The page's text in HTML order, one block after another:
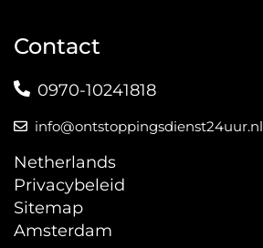
Contact
0970-10241818
info@ontstoppingsdienst24uur.nl
Netherlands
Privacybeleid
Sitemap
Amsterdam